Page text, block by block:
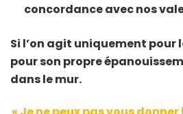
concordance avec nos
Si l’on agit uniquement pour
pour son propre
dans le mur.